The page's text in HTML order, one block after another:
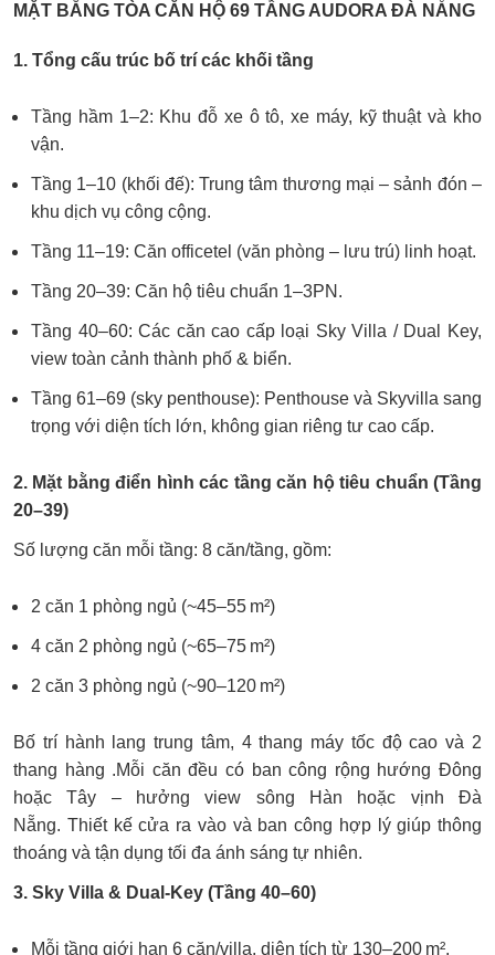
MẶT BẰNG TÒA CĂN HỘ 69 TẦNG AUDORA ĐÀ NẴNG
1. Tổng cấu trúc bố trí các khối tầng
Tầng hầm 1–2: Khu đỗ xe ô tô, xe máy, kỹ thuật và kho
vận.
Tầng 1–10 (khối đế): Trung tâm thương mại – sảnh đón –
khu dịch vụ công cộng.
Tầng 11–19: Căn officetel (văn phòng – lưu trú) linh hoạt.
Tầng 20–39: Căn hộ tiêu chuẩn 1–3PN.
Tầng 40–60: Các căn cao cấp loại Sky Villa / Dual Key,
view toàn cảnh thành phố & biển.
Tầng 61–69 (sky penthouse): Penthouse và Skyvilla sang
trọng với diện tích lớn, không gian riêng tư cao cấp.
2. Mặt bằng điển hình các tầng căn hộ tiêu chuẩn (Tầng
20–39)
Số lượng căn mỗi tầng: 8 căn/tầng, gồm:
2 căn 1 phòng ngủ (~45–55 m²)
4 căn 2 phòng ngủ (~65–75 m²)
2 căn 3 phòng ngủ (~90–120 m²)
Bố trí hành lang trung tâm, 4 thang máy tốc độ cao và 2
thang hàng .Mỗi căn đều có ban công rộng hướng Đông
hoặc Tây – hưởng view sông Hàn hoặc vịnh Đà
Nẵng. Thiết kế cửa ra vào và ban công hợp lý giúp thông
thoáng và tận dụng tối đa ánh sáng tự nhiên.
3. Sky Villa & Dual-Key (Tầng 40–60)
Mỗi tầng giới hạn 6 căn/villa, diện tích từ 130–200 m².